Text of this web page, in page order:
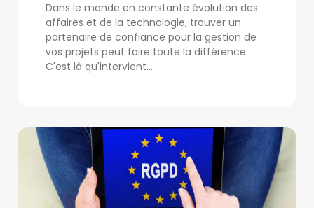
Dans le monde en constante évolution des
affaires et de la technologie, trouver un
partenaire de confiance pour la gestion de
vos projets peut faire toute la différence.
C'est là qu'intervient...